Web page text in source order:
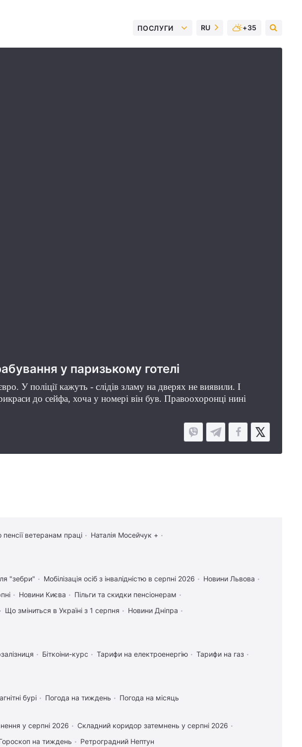
ПОСЛУГИ RU +35
у паризькому готелі
У поліції кажуть - слідів зламу на дверях не виявили. І
до сейфа, хоча у номері він був. Правоохоронці нині
ветеранам праці
Наталія Мосейчук +
"зебри" Мобілізація осіб з інвалідністю в серпні 2026
Новини Львова
Новини Києва
Пільги та скидки пенсіонерам
Що зміниться в Україні з 1 серпня
Новини Дніпра
Біткоіни-курс Тарифи на електроенергію
Тарифи на газ
бурі Погода на тиждень Погода на місяць
у серпні 2026
Складний коридор затемнень у серпні 2026
на тиждень Ретроградний Нептун